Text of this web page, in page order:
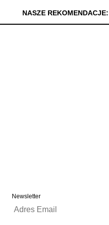
NASZE REKOMENDACJE:
Newsletter